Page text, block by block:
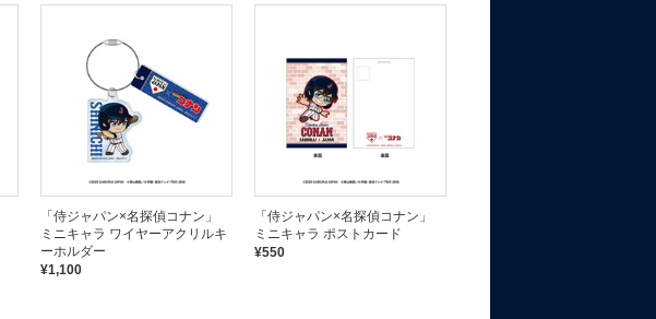
「侍ジャパン×名探偵コナン」
ミニキャラ ワイヤーアクリルキ
ーホルダー
¥1,100
「侍ジャパン×名探偵コナン」
ミニキャラ ポストカード
¥550